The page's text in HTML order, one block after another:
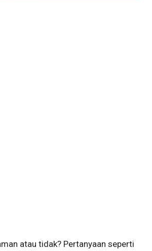
atau tidak? Pertanyaan seperti